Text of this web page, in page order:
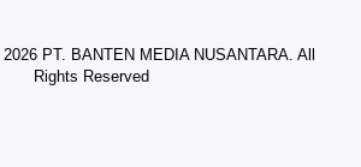
PT. BANTEN MEDIA NUSANTARA. All
Rights Reserved